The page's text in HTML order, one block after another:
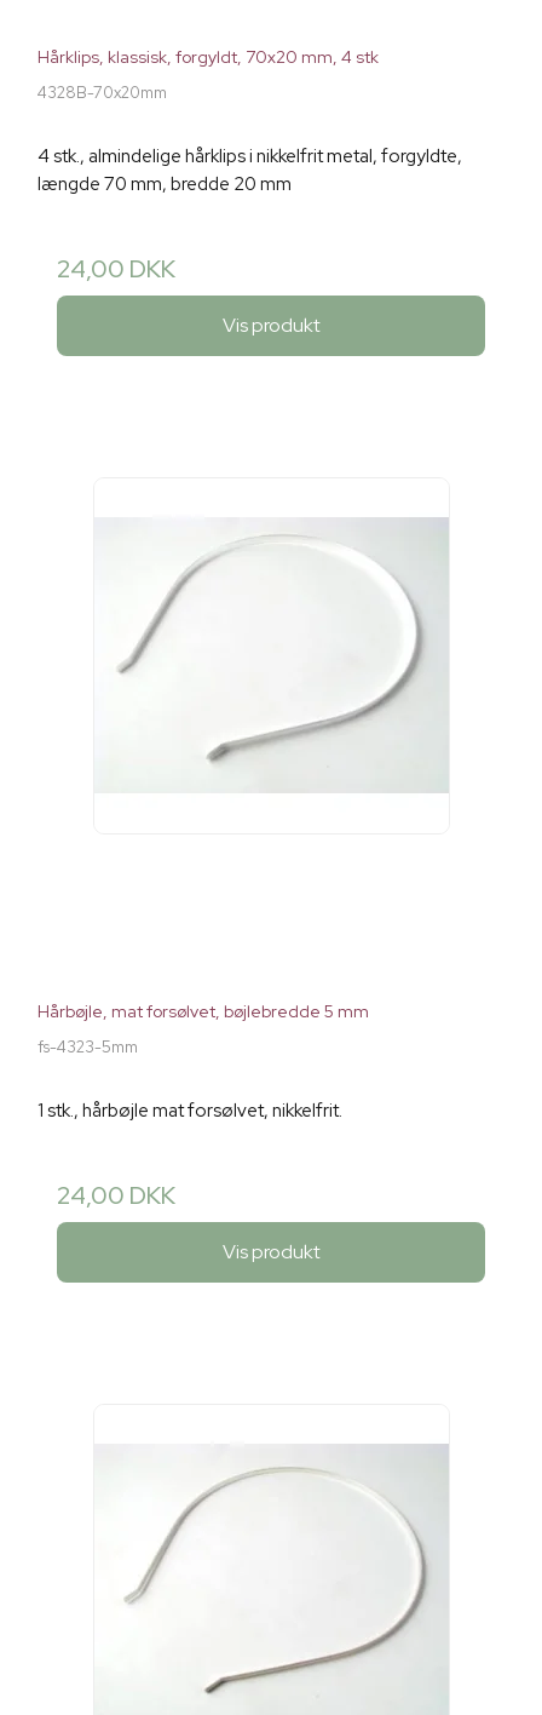
Hårklips, klassisk, forgyldt, 70x20 mm, 4 stk
4328B-70x20mm
4 stk., almindelige hårklips i nikkelfrit metal, forgyldte,
længde 70 mm, bredde 20 mm
24,00 DKK
Vis produkt
Hårbøjle, mat forsølvet, bøjlebredde 5 mm
fs-4323-5mm
1 stk., hårbøjle mat forsølvet, nikkelfrit.
24,00 DKK
Vis produkt